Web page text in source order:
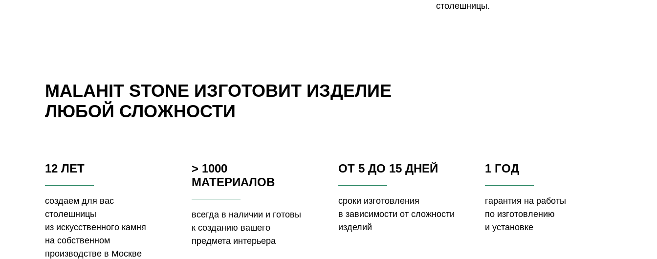
столешницы.
MALAHIT STONE ИЗГОТОВИТ ИЗДЕЛИЕ
ЛЮБОЙ СЛОЖНОСТИ
12 ЛЕТ
создаем для вас
столешницы
из искусственного камня
на собственном
производстве в Москве
> 1000
МАТЕРИАЛОВ
всегда в наличии и готовы
к созданию вашего
предмета интерьера
ОТ 5 ДО 15 ДНЕЙ
сроки изготовления
в зависимости от сложности
изделий
1 ГОД
гарантия на работы
по изготовлению
и установке